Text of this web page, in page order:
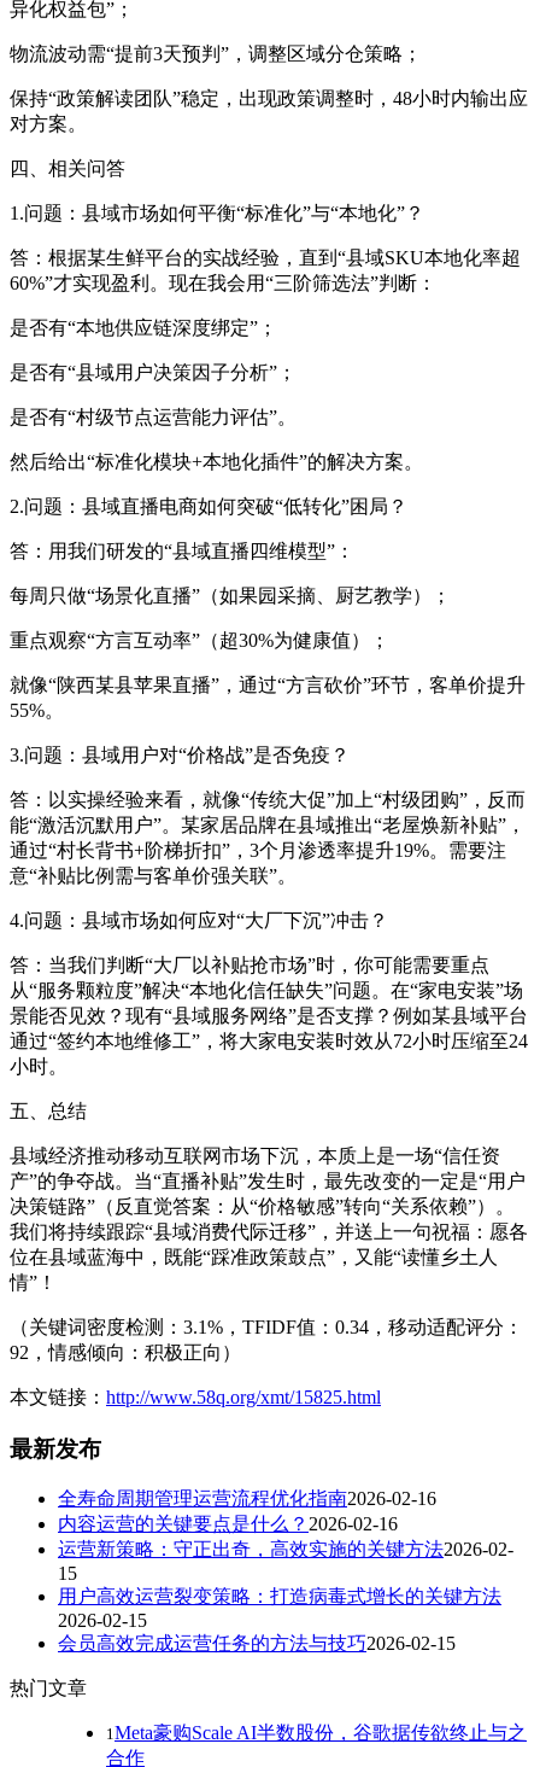
异化权益包”；
物流波动需“提前3天预判”，调整区域分仓策略；
保持“政策解读团队”稳定，出现政策调整时，48小时内输出应
对方案。
四、相关问答
1.问题：县域市场如何平衡“标准化”与“本地化”？
答：根据某生鲜平台的实战经验，直到“县域SKU本地化率超
60%”才实现盈利。现在我会用“三阶筛选法”判断：
是否有“本地供应链深度绑定”；
是否有“县域用户决策因子分析”；
是否有“村级节点运营能力评估”。
然后给出“标准化模块+本地化插件”的解决方案。
2.问题：县域直播电商如何突破“低转化”困局？
答：用我们研发的“县域直播四维模型”：
每周只做“场景化直播”（如果园采摘、厨艺教学）；
重点观察“方言互动率”（超30%为健康值）；
就像“陕西某县苹果直播”，通过“方言砍价”环节，客单价提升
55%。
3.问题：县域用户对“价格战”是否免疫？
答：以实操经验来看，就像“传统大促”加上“村级团购”，反而
能“激活沉默用户”。某家居品牌在县域推出“老屋焕新补贴”，
通过“村长背书+阶梯折扣”，3个月渗透率提升19%。需要注
意“补贴比例需与客单价强关联”。
4.问题：县域市场如何应对“大厂下沉”冲击？
答：当我们判断“大厂以补贴抢市场”时，你可能需要重点
从“服务颗粒度”解决“本地化信任缺失”问题。在“家电安装”场
景能否见效？现有“县域服务网络”是否支撑？例如某县域平台
通过“签约本地维修工”，将大家电安装时效从72小时压缩至24
小时。
五、总结
县域经济推动移动互联网市场下沉，本质上是一场“信任资
产”的争夺战。当“直播补贴”发生时，最先改变的一定是“用户
决策链路”（反直觉答案：从“价格敏感”转向“关系依赖”）。
我们将持续跟踪“县域消费代际迁移”，并送上一句祝福：愿各
位在县域蓝海中，既能“踩准政策鼓点”，又能“读懂乡土人
情”！
（关键词密度检测：3.1%，TFIDF值：0.34，移动适配评分：
92，情感倾向：积极正向）
本文链接： http://www.58q.org/xmt/15825.html
最新发布
全寿命周期管理运营流程优化指南2026-02-16
内容运营的关键要点是什么？ 2026-02-16
运营新策略：守正出奇，高效实施的关键方法2026-02-
15
用户高效运营裂变策略：打造病毒式增长的关键方法
2026-02-15
会员高效完成运营任务的方法与技巧2026-02-15
热门文章
1Meta豪购Scale AI半数股份，谷歌据传欲终止与之
合作